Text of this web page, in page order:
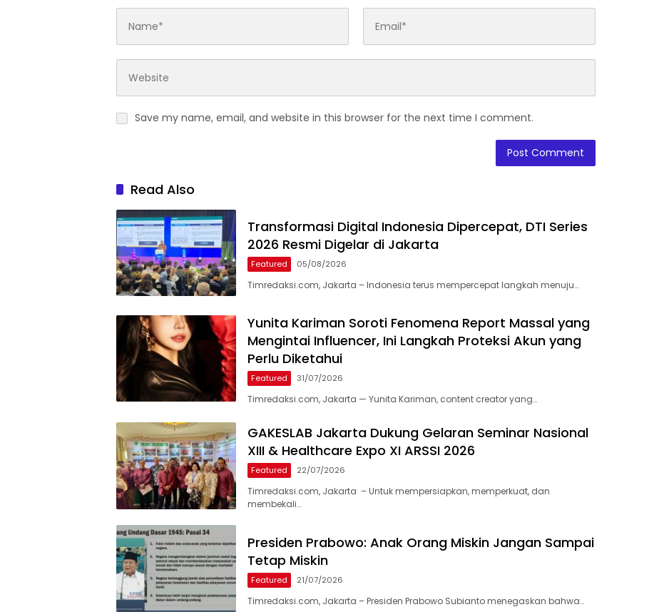
Save my name, email, and website in this browser for the next time I comment.
Read Also
Transformasi Digital Indonesia Dipercepat, DTI Series
2026 Resmi Digelar di Jakarta
Featured 05/08/2026
Timredaksi.com, Jakarta – Indonesia terus mempercepat langkah menuju…
Yunita Kariman Soroti Fenomena Report Massal yang
Mengintai Influencer, Ini Langkah Proteksi Akun yang
Perlu Diketahui
Featured 31/07/2026
Timredaksi.com, Jakarta — Yunita Kariman, content creator yang…
GAKESLAB Jakarta Dukung Gelaran Seminar Nasional
XIII & Healthcare Expo XI ARSSI 2026
Featured 22/07/2026
Timredaksi.com, Jakarta – Untuk mempersiapkan, memperkuat, dan
membekali…
Presiden Prabowo: Anak Orang Miskin Jangan Sampai
Tetap Miskin
Featured 21/07/2026
Timredaksi.com, Jakarta – Presiden Prabowo Subianto menegaskan bahwa…